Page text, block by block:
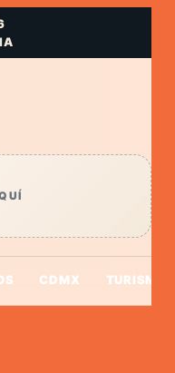
CDMX TURISMO